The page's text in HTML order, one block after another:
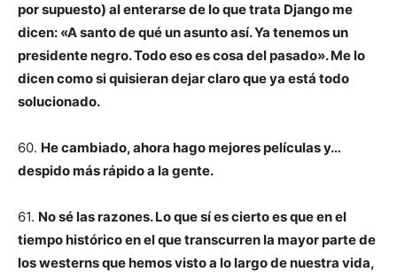
por supuesto) al enterarse de lo que trata Django me
dicen: «A santo de qué un asunto así. Ya tenemos un
presidente negro. Todo eso es cosa del pasado». Me lo
dicen como si quisieran dejar claro que ya está todo
solucionado.
60. He cambiado, ahora hago mejores películas y…
despido más rápido a la gente.
61. No sé las razones. Lo que sí es cierto es que en el
tiempo histórico en el que transcurren la mayor parte de
los westerns que hemos visto a lo largo de nuestra vida,